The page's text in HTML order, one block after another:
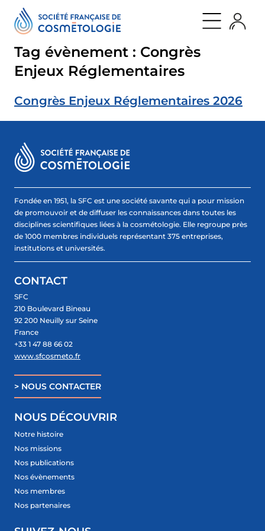
contenu
QUI SOMMES NOUS
retour
sommes
Découvrir
missions
Promouvoir
la
garde
Rendre
accessible
parole
Développer
une
communauté
d’experts
Gouvernance
Notre
histoire
NOS ÉVÈNEMENTS
retour
évènements
Nos
évènements
Cosmet’agora
International
Rencontres
SFC
Les
soirées
SFC
NOS MEMBRES
JOURNAL
retour
Journal
Actualités
Tag évènement : Congrès
Enjeux Réglementaires
Congrès Enjeux Réglementaires 2026
Fondée en 1951, la SFC est une société savante qui a pour mission
de promouvoir et de diffuser les connaissances dans toutes les
disciplines scientifiques liées à la cosmétologie. Elle regroupe près
de 1000 membres individuels représentant 375 entreprises,
institutions et universités.
CONTACT
SFC
210 Boulevard Bineau
92 200 Neuilly sur Seine
France
+33 1 47 88 66 02
www.sfcosmeto.fr
> NOUS CONTACTER
NOUS DÉCOUVRIR
Notre histoire
Nos missions
Nos publications
Nos évènements
Nos membres
Nos partenaires